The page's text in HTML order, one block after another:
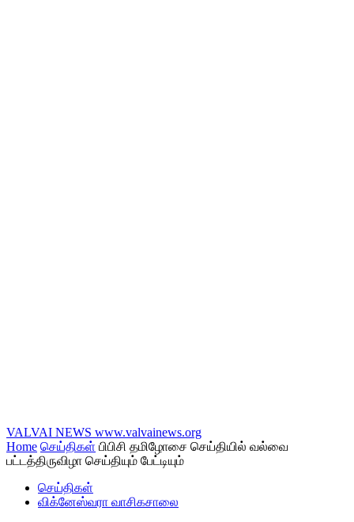
VALVAI NEWS www.valvainews.org
Home செய்திகள் பிபிசி தமிழோசை செய்தியில் வல்வை
பட்டத்திருவிழா செய்தியும் பேட்டியும்
செய்திகள்
விக்னேஸ்வரா வாசிகசாலை